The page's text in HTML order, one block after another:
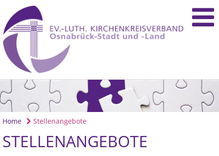
Home Stellenangebote
STELLENANGEBOTE